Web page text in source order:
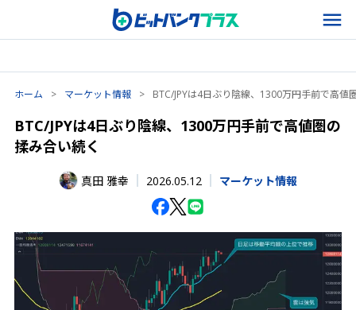
ホーム > マーケット情報 > BTC/JPYは4日ぶり陰線、1300万円手前で高値
BTC/JPYは4日ぶり陰線、1300万円手前で高値圏の
揉み合い続く
真田 雅幸 2026.05.12 マーケット情報